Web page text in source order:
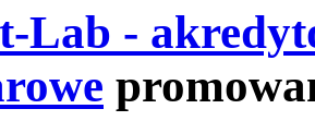
Lab -